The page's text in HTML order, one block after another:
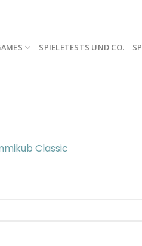
SPIELETESTS UND CO.
Classic